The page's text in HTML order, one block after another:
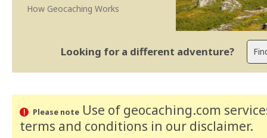
How Geocaching Works
Looking for a different adventure?
Please noteUse of geocaching.com
terms and conditions in our disclaimer.